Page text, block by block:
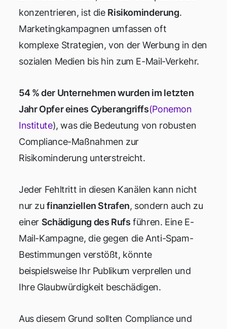
konzentrieren, ist die Risikominderung.
Marketingkampagnen umfassen oft
komplexe Strategien, von der Werbung in den
sozialen Medien bis hin zum E-Mail-Verkehr.
54 % der Unternehmen wurden im letzten
Jahr Opfer eines Cyberangriffs(Ponemon
Institute), was die Bedeutung von robusten
Compliance-Maßnahmen zur
Risikominderung unterstreicht.
Jeder Fehltritt in diesen Kanälen kann nicht
nur zufinanziellen Strafen, sondern auch zu
einer Schädigung des Rufs führen. Eine E-
Mail-Kampagne, die gegen die Anti-Spam-
Bestimmungen verstößt, könnte
beispielsweise Ihr Publikum verprellen und
Ihre Glaubwürdigkeit beschädigen.
Aus diesem Grund sollten Compliance und